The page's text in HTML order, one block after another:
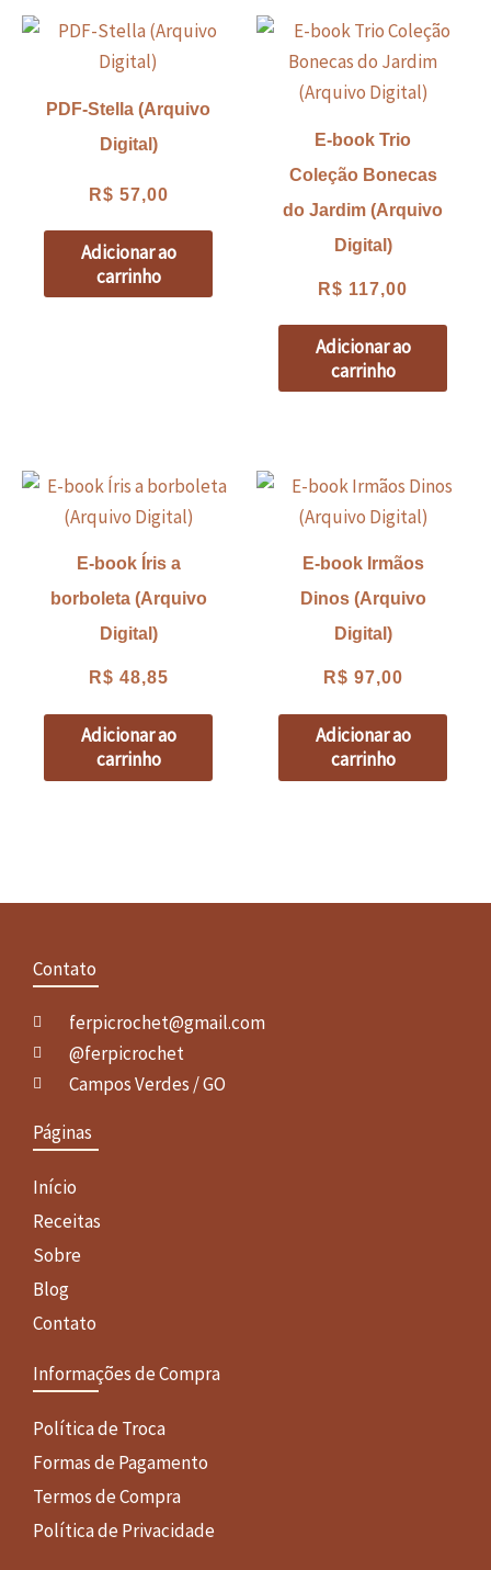
PDF-Stella (Arquivo
Digital)
R$ 57,00
Adicionar ao
carrinho
E-book Trio
Coleção Bonecas
do Jardim (Arquivo
Digital)
R$ 117,00
Adicionar ao
carrinho
E-book Íris a
borboleta (Arquivo
Digital)
R$ 48,85
Adicionar ao
carrinho
E-book Irmãos
Dinos (Arquivo
Digital)
R$ 97,00
Adicionar ao
carrinho
Contato
ferpicrochet@gmail.com
@ferpicrochet
Campos Verdes / GO
Páginas
Início
Receitas
Sobre
Blog
Contato
Informações de Compra
Política de Troca
Formas de Pagamento
Termos de Compra
Política de Privacidade